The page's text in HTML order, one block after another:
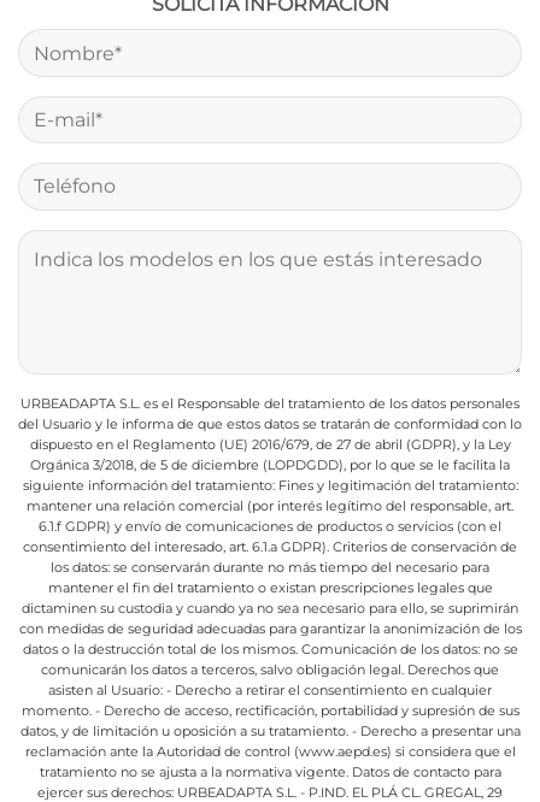
URBEADAPTA S.L. es el Responsable del tratamiento de los datos personales
del Usuario y le informa de que estos datos se tratarán de conformidad con lo
dispuesto en el Reglamento (UE) 2016/679, de 27 de abril (GDPR), y la Ley
Orgánica 3/2018, de 5 de diciembre (LOPDGDD), por lo que se le facilita la
siguiente información del tratamiento:Fines y legitimación del tratamiento:
mantener una relación comercial (por interés legítimo del responsable, art.
6.1.f GDPR) y envío de comunicaciones de productos o servicios (con el
consentimiento del interesado, art. 6.1.a GDPR). Criterios de conservación de
los datos: se conservarán durante no más tiempo del necesario para
mantener el fin del tratamiento o existan prescripciones legales que
dictaminen su custodia y cuando ya no sea necesario para ello, se suprimirán
con medidas de seguridad adecuadas para garantizar la anonimización de los
datos o la destrucción total de los mismos. Comunicación de los datos: no se
comunicarán los datos a terceros, salvo obligación legal. Derechos que
asisten al Usuario: - Derecho a retirar el consentimiento en cualquier
momento. - Derecho de acceso, rectificación, portabilidad y supresión de sus
datos, y de limitación u oposición a su tratamiento. - Derecho a presentar una
reclamación ante la Autoridad de control (www.aepd.es) si considera que el
tratamiento no se ajusta a la normativa vigente. Datos de contacto para
ejercer sus derechos: URBEADAPTA S.L. - P.IND. EL PLÁ CL. GREGAL, 29